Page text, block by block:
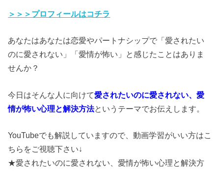
＞＞＞プロフィールはコチラ
あなたはあなたは恋愛やパートナシップで「愛されたい
のに愛されない」「愛情が怖い」と感じたことはありま
せんか？
今日はそんな人に向けて愛されたいのに愛されない、愛
情が怖い心理と解決方法というテーマでお伝えします。
YouTubeでも解説していますので、動画学習がいい方はこ
ちらをご視聴下さい↓
★愛されたいのに愛されない、愛情が怖い心理と解決方